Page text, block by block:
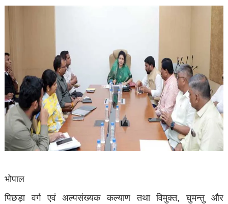
भोपाल
पिछड़ा वर्ग एवं अल्पसंख्यक कल्याण तथा विमुक्त, घुमन्तु और